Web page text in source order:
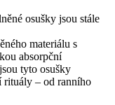
osušky jsou stále
materiálu s
absorpční
tyto osušky
rituály – od ranního